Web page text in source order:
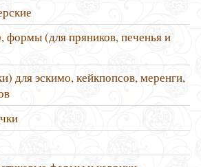
формы (для пряников, печенья и
для эскимо, кейкпопсов, меренги,